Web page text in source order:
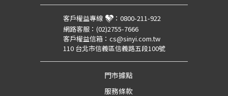
客戶權益專線 ： 0800-211-922
網路客服： (02)2755-7666
客戶權益信箱： cs@sinyi.com.tw
110 台北市信義區信義路五段100號
門市據點
服務條款